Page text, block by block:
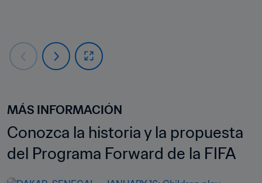
MÁS INFORMACIÓN
Conozca la historia y la propuesta
del Programa Forward de la FIFA